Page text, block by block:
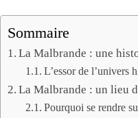
Sommaire
La Malbrande : une
L’essor de l’univers
La Malbrande : un lieu
Pourquoi se rendre